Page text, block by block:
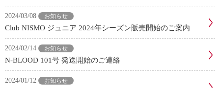
2024/03/08 お知らせ
Club NISMO ジュニア 2024年シーズン販売開始のご案内
2024/02/14 お知らせ
N-BLOOD 101号 発送開始のご連絡
2024/01/12 お知らせ